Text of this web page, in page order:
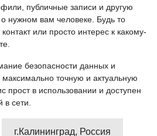
публичные записи и другую
нужном вам человеке. Будь то
или просто интерес к какому-
безопасности данных и
точную и актуальную
в использовании и доступен
сети.
г.Калининград, Россия